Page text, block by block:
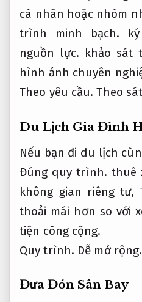
cá nhân hoặc nhóm
trình minh bạch.
nguồn lực. khảo sát
hình ảnh chuyên
Theo yêu cầu. Theo
Du Lịch Gia Đình
Nếu bạn đi du lịch
Đúng quy trình. thuê
không gian riêng tư,
thoải mái hơn so với
tiện công cộng.
Quy trình. Dễ mở rộng.
Đưa Đón Sân Bay